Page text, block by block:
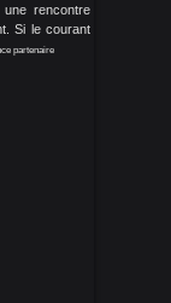
rencontre
Si le courant
partenaire